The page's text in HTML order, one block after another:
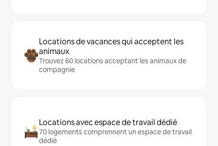
Locations de vacances qui acceptent les
animaux
Trouvez 60 locations acceptant les animaux de
compagnie
Locations avec espace de travail dédié
70 logements comprennent un espace de travail
dédié